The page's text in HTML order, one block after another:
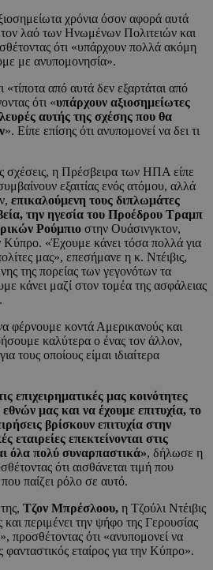
χρόνια όσον αφορά αυτά
τον λαό των Ηνωμένων Πολιτειών και
ότι «υπάρχουν πολλά ακόμη
με ανυπομονησία».
από αυτά δεν εξαρτάται από
ότι «υπάρχουν αξιοσημείωτες
αυτής της σχέσης που θα
». Είπε επίσης ότι ανυπομονεί να δει τι
σχέσεις, η Πρέσβειρα των ΗΠΑ είπε
εξαιτίας ενός ατόμου, αλλά
επικαλούμενη τους διπλωμάτες
την ηγεσία του Προέδρου Τραμπ
Ρούμπιο στην Ουάσινγκτον,
Κύπρο. «Έχουμε κάνει τόσα πολλά για
μας», επεσήμανε η κ. Ντέιβις,
της πορείας των γεγονότων τα
κάνει μαζί στον τομέα της ασφάλειας
φέρνουμε κοντά Αμερικανούς και
καλύτερα ο ένας τον άλλον,
τους οποίους είμαι ιδιαίτερα
επιχειρηματικές μας κοινότητες
μας και να έχουμε επιτυχία, το
βρίσκουν επιτυχία στην
εταιρείες επεκτείνονται στις
όλα πολύ συναρπαστικά», δήλωσε η
ότι αισθάνεται τιμή που
παίζει ρόλο σε αυτό.
Τζον Μπρέσλοου, η Τζούλι Ντέιβις
και περιμένει την ψήφο της Γερουσίας
ότι «ανυπομονεί να
φανταστικός εταίρος για την Κύπρο».